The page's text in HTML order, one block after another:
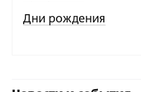
Дни рождения